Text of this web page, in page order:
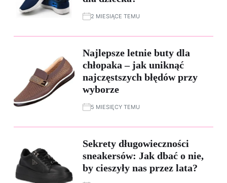
2 MIESIĄCE TEMU
Najlepsze letnie buty dla
chłopaka – jak uniknąć
najczęstszych błędów przy
wyborze
5 MIESIĘCY TEMU
Sekrety długowieczności
sneakersów: Jak dbać o nie,
by cieszyły nas przez lata?